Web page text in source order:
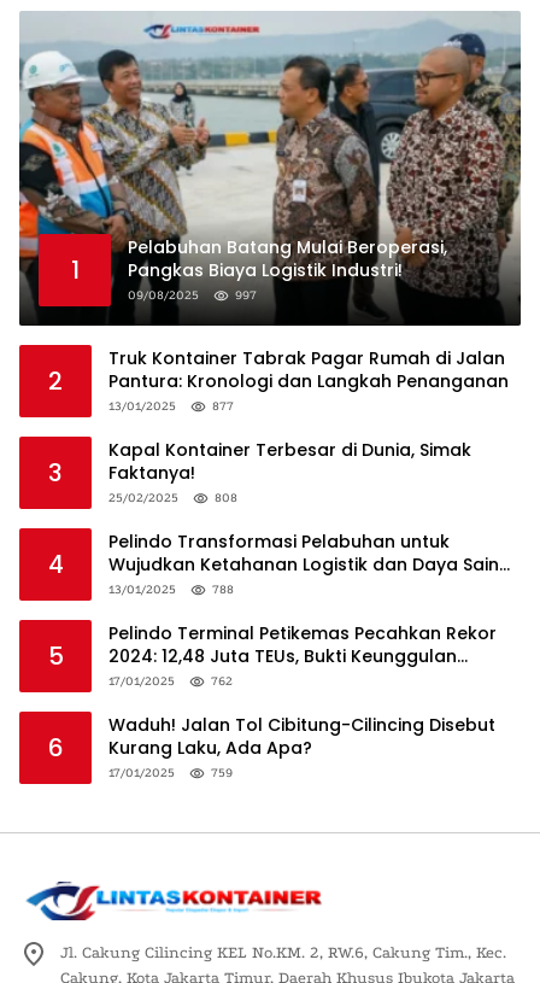
1
Pelabuhan Batang Mulai Beroperasi,
Pangkas Biaya Logistik Industri!
09/08/2025 997
2
Truk Kontainer Tabrak Pagar Rumah di Jalan
Pantura: Kronologi dan Langkah Penanganan
13/01/2025 877
3
Kapal Kontainer Terbesar di Dunia, Simak
Faktanya!
25/02/2025 808
4
Pelindo Transformasi Pelabuhan untuk
Wujudkan Ketahanan Logistik dan Daya Saing
Global
13/01/2025 788
5
Pelindo Terminal Petikemas Pecahkan Rekor
2024: 12,48 Juta TEUs, Bukti Keunggulan
Logistik Nasional
17/01/2025 762
6
Waduh! Jalan Tol Cibitung-Cilincing Disebut
Kurang Laku, Ada Apa?
17/01/2025 759
Jl. Cakung Cilincing KEL No.KM. 2, RW.6, Cakung Tim., Kec.
Cakung, Kota Jakarta Timur, Daerah Khusus Ibukota Jakarta